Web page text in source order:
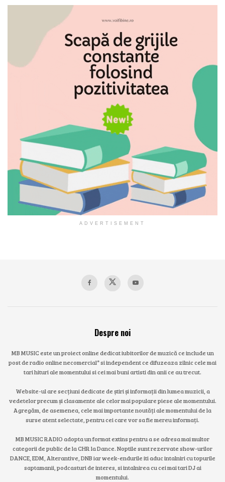
ADVERTISEMENT
Despre noi
MB MUSIC este un proiect online dedicat iubitorilor de muzică ce include un
post de radio online necomercial* si independent ce difuzeaza zilnic cele mai
tari hituri ale momentului si cei mai buni artisti din anii ce au trecut.
Website-ul are secțiuni dedicate de știri și informații din lumea muzicii, a
vedetelor precum și clasamente ale celor mai populare piese ale momentului.
Agregăm, de asemenea, cele mai importante noutăți ale momentului de la
surse atent selectate, pentru cei care vor sa fie mereu informați.
MB MUSIC RADIO adopta un format extins pentru a se adresa mai multor
categorii de public de la CHR la Dance. Noptile sunt rezervate show-urilor
DANCE, EDM, Alterantive, DNB iar week-endurile iti aduc intalniri cu topurile
saptamanii, podcasturi de interes, si intalnirea cu cei mai tari DJ ai
momentului.